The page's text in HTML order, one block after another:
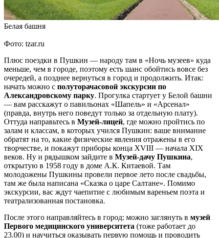
Белая башня
Фото: tzar.ru
Плюс поездки в Пушкин — народу там в «Ночь музеев» куда
меньше, чем в городе, поэтому есть шанс обойтись вовсе без
очередей, а позднее вернуться в город и продолжить. Итак:
начать можно с полуторачасовой экскурсии по
Александровскому парку. Прогулка стартует у Белой башни
— вам расскажут о павильонах «Шапель» и «Арсенал»
(правда, внутрь него поведут только за отдельную плату).
Оттуда направьтесь в Музей-лицей, где можно пройтись по
залам и классам, в которых учился Пушкин: ваше внимание
обратят на то, какие физические явления отражены в его
творчестве, и покажут приборы конца XVIII — начала XIX
веков. Ну и рядышком зайдите в Музей-дачу Пушкина,
открытую в 1958 году в доме А.К. Китаевой. Там
молодожены Пушкины провели первое лето после свадьбы,
там же была написана «Сказка о царе Салтане». Помимо
экскурсии, вас ждут чаепитие с любимым вареньем поэта и
театрализованная постановка.
После этого направляйтесь в город: можно заглянуть в музей
Первого медицинского университета (тоже работает до
23.00) и научиться оказывать первую помощь и проводить